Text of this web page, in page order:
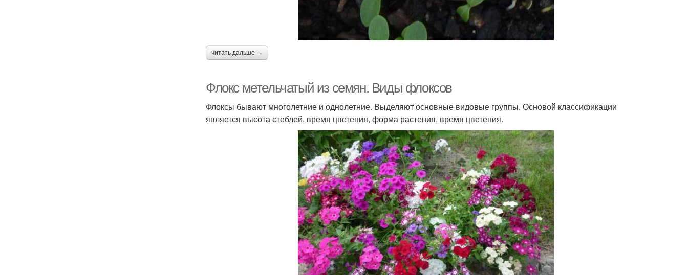
читать дальше →
Флокс метельчатый из семян. Виды флоксов
Флоксы бывают многолетние и однолетние. Выделяют основные видовые группы. Основой классификации
является высота стеблей, время цветения, форма растения, время цветения.